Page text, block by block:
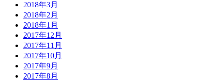
2018年3月
2018年2月
2018年1月
2017年12月
2017年11月
2017年10月
2017年9月
2017年8月